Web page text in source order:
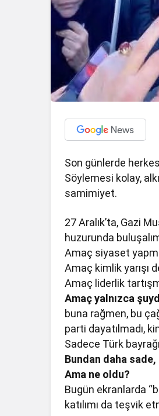
Son günlerde
Söylemesi kolay,
samimiyet.
27 Aralık’ta, Gazi
huzurunda
Amaç siyaset
Amaç kimlik yarışı
Amaç liderlik
Amaç yalnızca
buna rağmen, bu
parti dayatılmadı,
Sadece Türk
Bundan daha
Ama ne oldu?
Bugün ekranlarda
katılımı da teşvik